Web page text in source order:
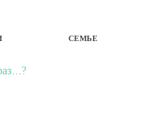
СЕМЬЕ